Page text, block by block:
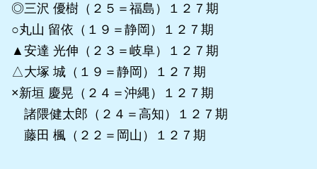
◎三沢 優樹（２５＝福島）１２７期
○丸山 留依（１９＝静岡）１２７期
▲安達 光伸（２３＝岐阜）１２７期
△大塚 城（１９＝静岡）１２７期
×新垣 慶晃（２４＝沖縄）１２７期
諸隈健太郎（２４＝高知）１２７期
藤田 楓（２２＝岡山）１２７期